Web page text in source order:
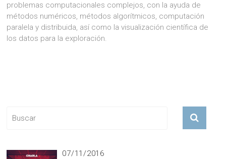
problemas computacionales complejos, con la ayuda de
métodos numéricos, métodos algorítmicos, computación
paralela y distribuida, así como la visualización científica de
los datos para la exploración.
07/11/2016